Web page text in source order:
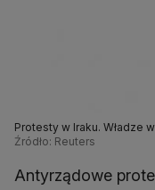
Protesty w Iraku. Władze
Źródło: Reuters
Antyrządowe